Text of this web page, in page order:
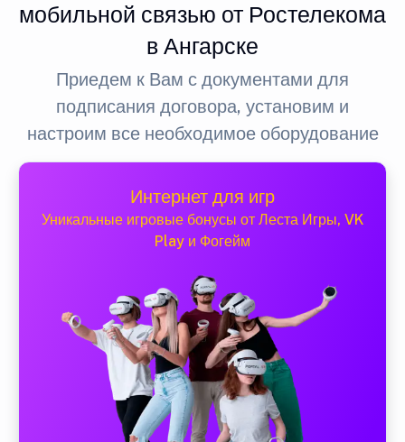
мобильной связью от Ростелекома
в Ангарске
Приедем к Вам с документами для
подписания договора, установим и
настроим все необходимое оборудование
Интернет для игр
Уникальные игровые бонусы от Леста Игры, VK
Play и Фогейм